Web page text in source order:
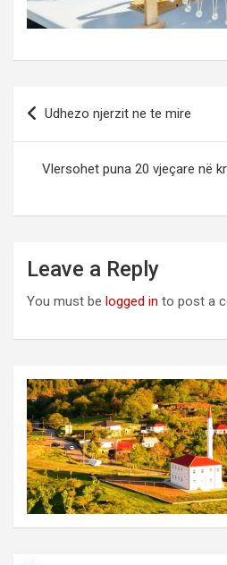
Post
navigation
Udhezo njerzit ne te mire
Vlersohet puna 20 vjeçare në
Leave a Reply
You must be logged in to post a